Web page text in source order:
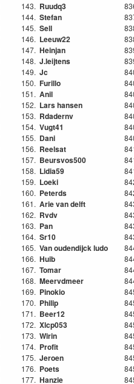
143. Ruudq3
144. Stefan
145. Sell
146. Leeuw22
147. Heinjan
148. J.leijtens
149. Jc
150. Furillo
151. Anil
152. Lars hansen
153. Rdadernv
154. Vugt41
155. Dani
156. Reelsat
157. Beursvos500
158. Lidia59
159. Loeki
160. Peterds
161. Arie van delft
162. Rvdv
163. Pan
164. Sr10
165. Van oudendijck ludo
166. Huib
167. Tomar
168. Meervdmeer
169. Pinokio
170. Philip
171. Beer12
172. Xlcp053
173. Wirin
174. Profit
175. Jeroen
176. Poets
177. Hanzie